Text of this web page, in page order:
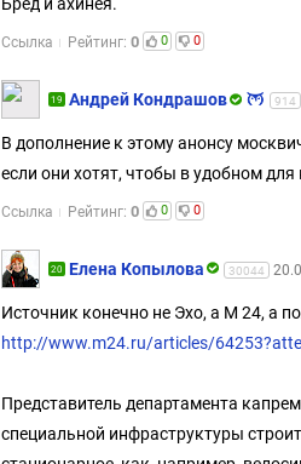
Ссылка Рейтинг: 0 0 0
19 Андрей Кондрашов 914
В дополнение к этому анонсу
если они хотят, чтобы в удобном
Ссылка Рейтинг: 0 0 0
20 Елена Копылова 30044
Источник конечно не Эхо, а М 24, а
http://www.m24.ru/articles/
Представитель департамента
специальной инфраструктуры